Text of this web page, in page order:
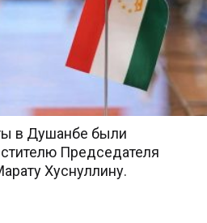
в Душанбе были
Председателя
Хуснуллину.